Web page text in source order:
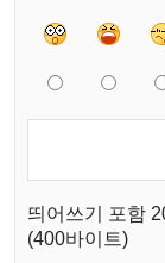
띄어쓰기 포함
(400바이트)